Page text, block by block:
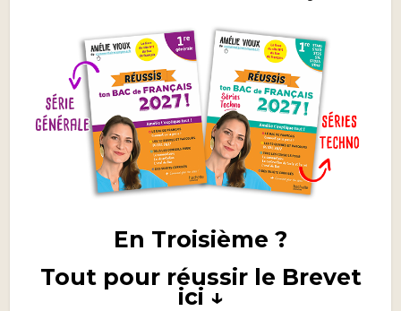
En Troisième ?
Tout pour réussir le Brevet
ici ↓